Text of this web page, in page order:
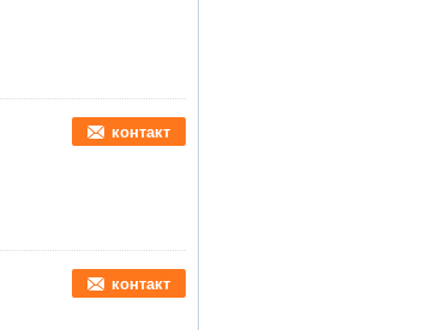
контакт
контакт